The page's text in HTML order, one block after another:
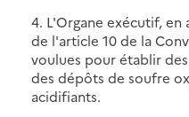
4. L'Organe exécutif,
de l'article 10 de la
voulues pour établir
des dépôts de soufre
acidifiants.